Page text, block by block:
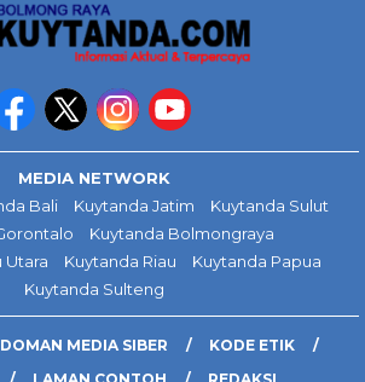
MEDIA NETWORK
Bali Kuytanda Jatim
Kuytanda Sulut
Kuytanda Bolmongraya
Utara
Kuytanda Riau
Kuytanda Papua
Kuytanda Sulteng
MEDIA SIBER
KODE ETIK